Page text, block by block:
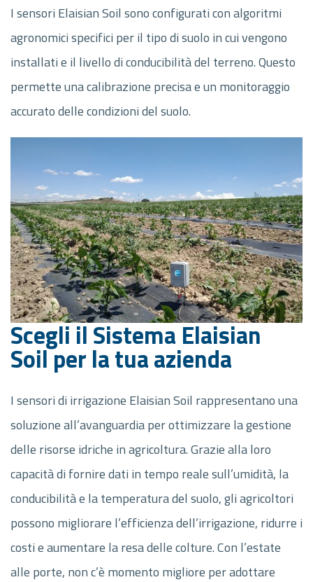
I sensori Elaisian Soil sono configurati con algoritmi
agronomici specifici per il tipo di suolo in cui vengono
installati e il livello di conducibilità del terreno. Questo
permette una calibrazione precisa e un monitoraggio
accurato delle condizioni del suolo.
Scegli il Sistema Elaisian
Soil per la tua azienda
I sensori di irrigazione Elaisian Soil rappresentano una
soluzione all’avanguardia per ottimizzare la gestione
delle risorse idriche in agricoltura. Grazie alla loro
capacità di fornire dati in tempo reale sull’umidità, la
conducibilità e la temperatura del suolo, gli agricoltori
possono migliorare l’efficienza dell’irrigazione, ridurre i
costi e aumentare la resa delle colture. Con l’estate
alle porte, non c’è momento migliore per adottare